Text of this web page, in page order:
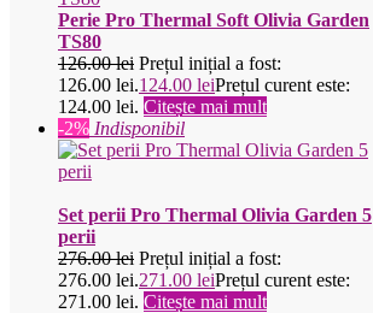
Perie Pro Thermal Soft Olivia Garden
TS80
126.00lei Prețul inițial a fost:
126.00 lei.124.00 leiPrețul curent este:
124.00 lei. Citește mai mult
-2% Indisponibil
Set perii Pro Thermal Olivia Garden 5
perii
276.00lei Prețul inițial a fost:
276.00 lei.271.00 leiPrețul curent este:
271.00 lei. Citește mai mult